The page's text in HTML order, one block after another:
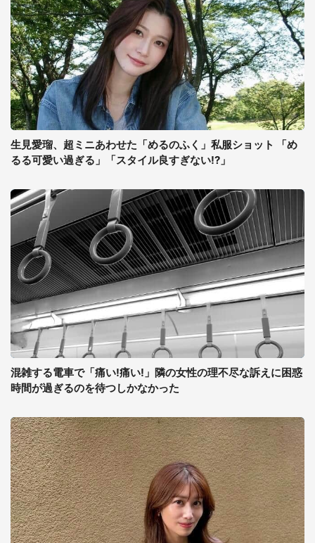
生見愛瑠、超ミニあわせた「めるのふく」私服ショット 「め
るる可愛い過ぎる」「スタイル良すぎない!?」
混雑する電車で「痛い!痛い!」隣の女性の理不尽な訴えに困惑
時間が過ぎるのを待つしかなかった